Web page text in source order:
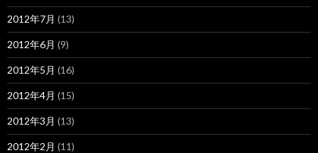
2012年7月 (13)
2012年6月 (9)
2012年5月 (16)
2012年4月 (15)
2012年3月 (13)
2012年2月 (11)